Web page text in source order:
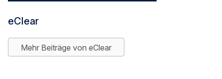
eClear
Mehr Beiträge von eClear